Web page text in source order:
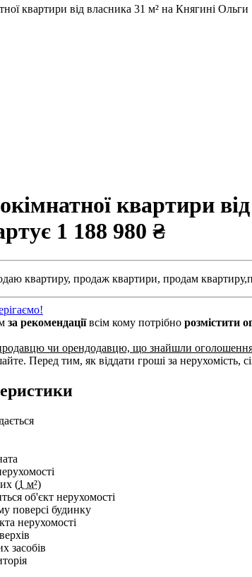
квартири від власника 31 м² на Княгині Ольги
квартири
1 188 980 ₴
квартиру, продаж квартири, продам квартиру,
за рекомендаціївсім кому потрібно розмістити
чи орендодавцю, що знайшли
Перед тим, як віддати гроші за нерухомість,
(1 м²)
об'єкт нерухомості
поверсі будинку
нерухомості
засобів